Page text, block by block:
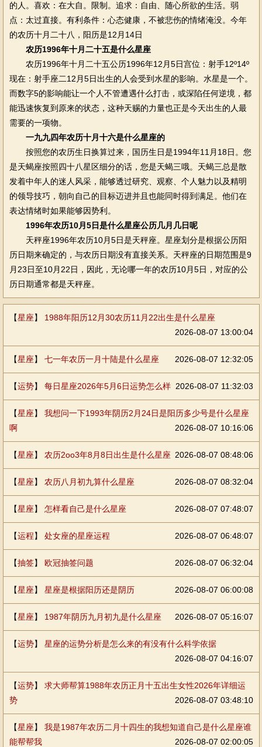
的人。喜欢：在大自。限制。追求：自由、随心所欲的生活。弱
点：太过直接。有利条件：心态健康，不被悲伤的情绪淹没。今年
的农历十月二十八，阳历是12月14日
农历1996年十月二十五是什么星座
农历1996年十月二十五公历1996年12月5日宫位：射手12º14º
现在：射手座二12月5日出生的人会受到水星的影响。水星是一个。
而数字5的影响能让一个人不管遭遇什么打击，或深陷任何逆境，都
能迅速恢复到原来的状态，这种天赐的力量也正是今天出生的人最
需要的一项物。
一九九四年农历十月十六是什么星座的
按照您的农历生日换算过来，国历生日是1994年11月18日。您
是天蝎座按照四十八星区细分的话，您是天蝎三哦。天蝎三总是散
发着中年人的迷人风采，能够透过研究、观察、个人魅力以及精明
的领导技巧，朝向自己的目标迈进并且也能同时得到满足。他们在
表达情绪时如果能够因势利。
1996年农历10月5日是什么星座公历几月几日呢
天秤座1996年农历10月5日是天秤座。星座划分是根据公历阳
历日期来确定的，与农历日期没有直接关系。天秤座的日期范围是9
月23日至10月22日，因此，无论哪一年的农历10月5日，对应的公
历日期通常都是天秤座。
【星座】 1988年阳历12月30农历11月22出生是什么星座
2026-08-07 13:00:04
【星座】 七一年农历一月十陆是什么星座 2026-08-07 12:32:05
【运势】 每日星座2026年5月6日运势怎么样 2026-08-07 11:32:03
【星座】 我想问一下1993年阴历2月24日是阳历多少号是什么星座
啊
2026-08-07 10:16:06
【星座】 农历2oo3年8月8日出生是什么星座 2026-08-07 08:48:06
【星座】 农历八月初九算什么星座 2026-08-07 08:32:04
【星座】 怎样看自己是什么星座 2026-08-07 07:48:07
【运程】 处女座的星座运程 2026-08-07 06:48:07
【抽签】 欧冠抽签问题 2026-08-07 06:32:04
【星座】 星座是根据阳历还是阴历 2026-08-07 06:00:08
【星座】 1987年阴历九月初九是什么星座 2026-08-07 05:16:07
【运势】 星座的运势分析是怎么来的有没有什么科学依据
2026-08-07 04:16:07
【运势】 求大师帮算1988年农历正月十五出生女性2026年详细运
势
2026-08-07 03:48:10
【星座】 我是1987年农历二月十四生的我想知道自己是什么星座谁
能帮帮我
2026-08-07 02:00:05